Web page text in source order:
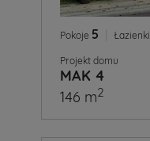
Pokoje 5 Łazienki
Projekt domu
MAK 4
146 m2